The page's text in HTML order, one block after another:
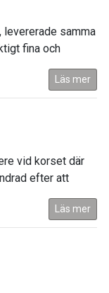
levererade samma
fina och
Läs mer
vid korset där
efter att
Läs mer